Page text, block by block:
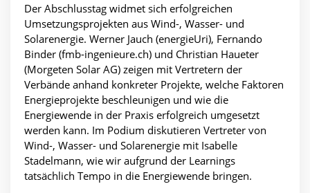
Der Abschlusstag widmet sich erfolgreichen
Umsetzungsprojekten aus Wind-, Wasser- und
Solarenergie. Werner Jauch (energieUri), Fernando
Binder (fmb-ingenieure.ch) und Christian Haueter
(Morgeten Solar AG) zeigen mit Vertretern der
Verbände anhand konkreter Projekte, welche Faktoren
Energieprojekte beschleunigen und wie die
Energiewende in der Praxis erfolgreich umgesetzt
werden kann. Im Podium diskutieren Vertreter von
Wind-, Wasser- und Solarenergie mit Isabelle
Stadelmann, wie wir aufgrund der Learnings
tatsächlich Tempo in die Energiewende bringen.